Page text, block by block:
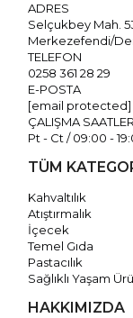
ADRES
Selçukbey Mah.
Merkezefendi/
TELEFON
0258 361 28 29
E-POSTA
[email protected]
ÇALIŞMA
Pt - Ct / 09:00 -
TÜM
Kahvaltılık
Atıştırmalık
İçecek
Temel Gıda
Pastacılık
Sağlıklı Yaşam
HAKKIMIZDA